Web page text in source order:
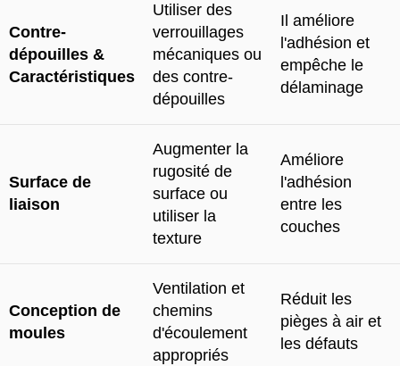
Contre-
dépouilles &
Caractéristiques
Utiliser des
verrouillages
mécaniques ou
des contre-
dépouilles
Il améliore
l'adhésion et
empêche le
délaminage
Surface de
liaison
Augmenter la
rugosité de
surface ou
utiliser la
texture
Améliore
l'adhésion
entre les
couches
Conception de
moules
Ventilation et
chemins
d'écoulement
appropriés
Réduit les
pièges à air et
les défauts